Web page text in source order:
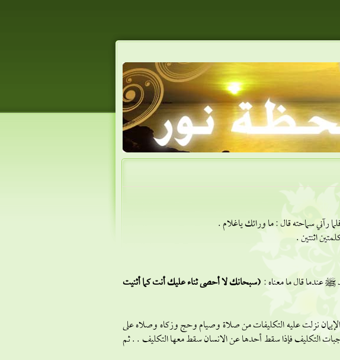
رآني سماحته قال : ما ورائك ياغلام .
اثنتين .
^ عندما قال ما معناه :(سبحانك لا أحصى ثناء عليك أنت كما أثنيت
الإيمان نزلت عليه التكليفات من صلاة وصيام وحج وزكاه وصلاه على
التكليف فإذا سقط أحدها عن الانسان سقط معها التكليف . . ثم